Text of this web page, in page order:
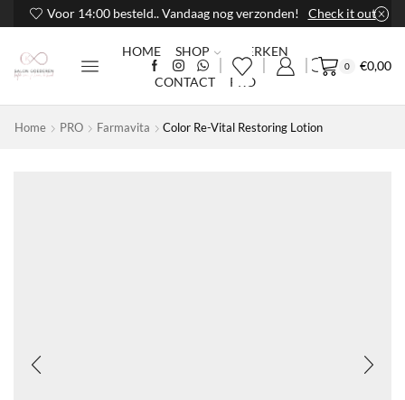
Voor 14:00 besteld.. Vandaag nog verzonden! Check it out
HOME SHOP
MERKEN
CONTACT
PRO
0 €0,00
Home PRO Farmavita Color Re-Vital Restoring Lotion